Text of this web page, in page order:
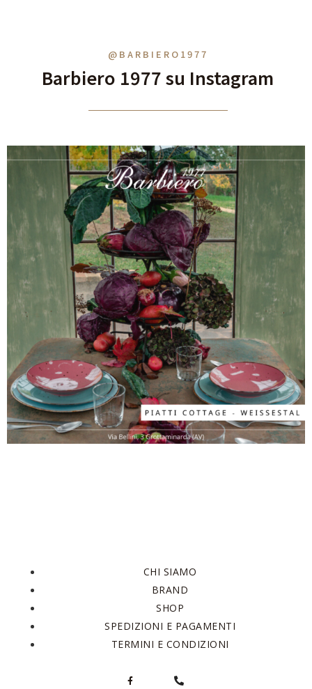
@BARBIERO1977
Barbiero 1977 su Instagram
CHI SIAMO
BRAND
SHOP
SPEDIZIONI E PAGAMENTI
TERMINI E CONDIZIONI